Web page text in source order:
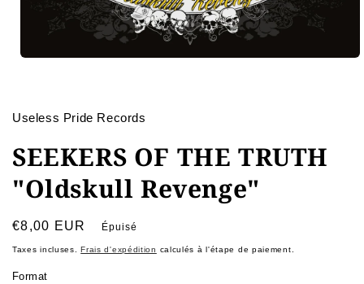
dans
une
modale
Useless Pride Records
SEEKERS OF THE TRUTH
"Oldskull Revenge"
Prix
habituel
€8,00 EUR Épuisé
Taxes incluses. Frais d'expédition calculés à l'étape de paiement.
Format